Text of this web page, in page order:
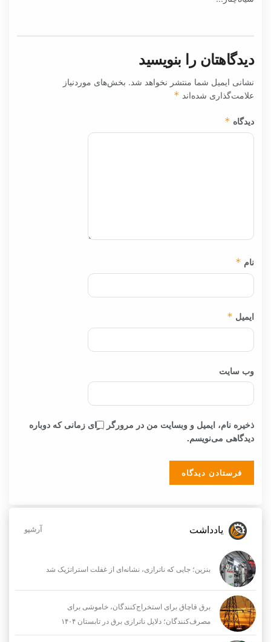
دیدگاهتان را بنویسید
نشانی ایمیل شما منتشر نخواهد شد. بخش‌های موردنیاز
علامت‌گذاری شده‌اند *
دیدگاه *
نام *
ایمیل *
وب‌ سایت
ذخیره نام، ایمیل و وبسایت من در مرورگر برای زمانی که دوباره
دیدگاهی می‌نویسم.
یادداشت آرشیو
بنزین؛ جایی که ناترازی، نشانه‌ای از غفلت استراتژیک شد
برق قاچاق برای استخراج‌کنندگان، خاموشی برای
مصرف‌کنندگان؛ دلایل ناترازی برق در تابستان ۱۴۰۴